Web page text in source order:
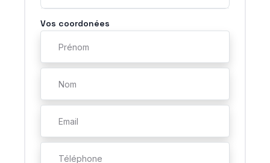
Vos coordonées